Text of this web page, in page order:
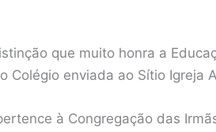
que muito honra a
Colégio enviada ao Sítio Igreja
à Congregação das